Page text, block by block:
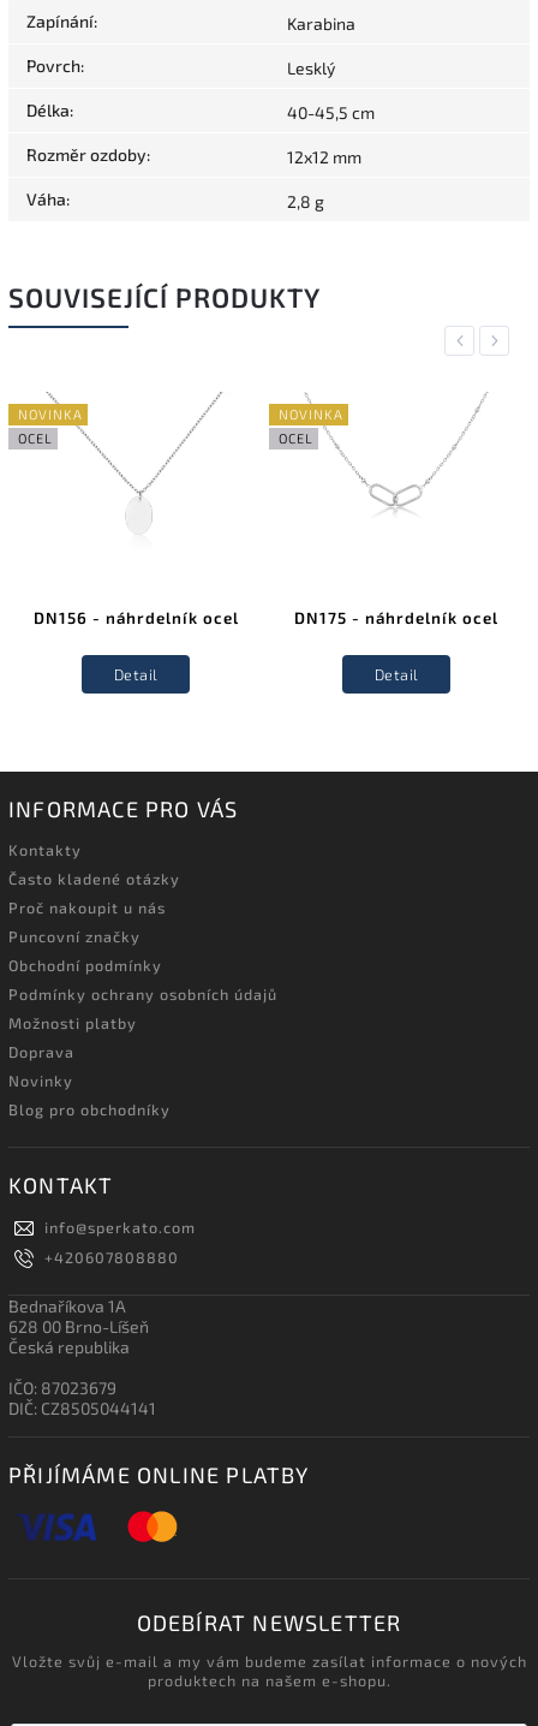
Zapínání: Karabina
Povrch: Lesklý
Délka: 40-45,5 cm
Rozměr ozdoby: 12x12 mm
Váha: 2,8 g
SOUVISEJÍCÍ PRODUKTY
Previous
NOVINKA
OCEL
DN156 - náhrdelník ocel
Detail
NOVINKA
OCEL
DN175 - náhrdelník ocel
Detail
Next
INFORMACE PRO VÁS
Kontakty
Často kladené otázky
Proč nakoupit u nás
Puncovní značky
Obchodní podmínky
Podmínky ochrany osobních údajů
Možnosti platby
Doprava
Novinky
Blog pro obchodníky
KONTAKT
info@sperkato.com
+420607808880
Bednaříkova 1A
628 00 Brno-Líšeň
Česká republika
IČO: 87023679
DIČ: CZ8505044141
PŘIJÍMÁME ONLINE PLATBY
ODEBÍRAT NEWSLETTER
Vložte svůj e-mail a my vám budeme zasílat informace o nových
produktech na našem e-shopu.